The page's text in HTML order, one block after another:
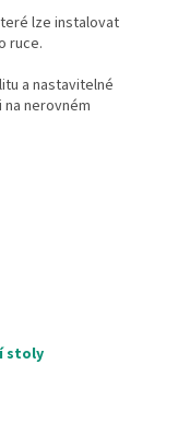
lze instalovat
ruce.
a nastavitelné
nerovném
stoly